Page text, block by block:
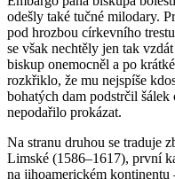
odešly také tučné milodary.
pod hrozbou církevního
se však nechtěly jen tak
biskup onemocněl a po
rozkřiklo, že mu nejspíše
bohatých dam podstrčil
nepodařilo prokázat.
Na stranu druhou se traduje
Limské (1586–1617), první
na jihoamerickém